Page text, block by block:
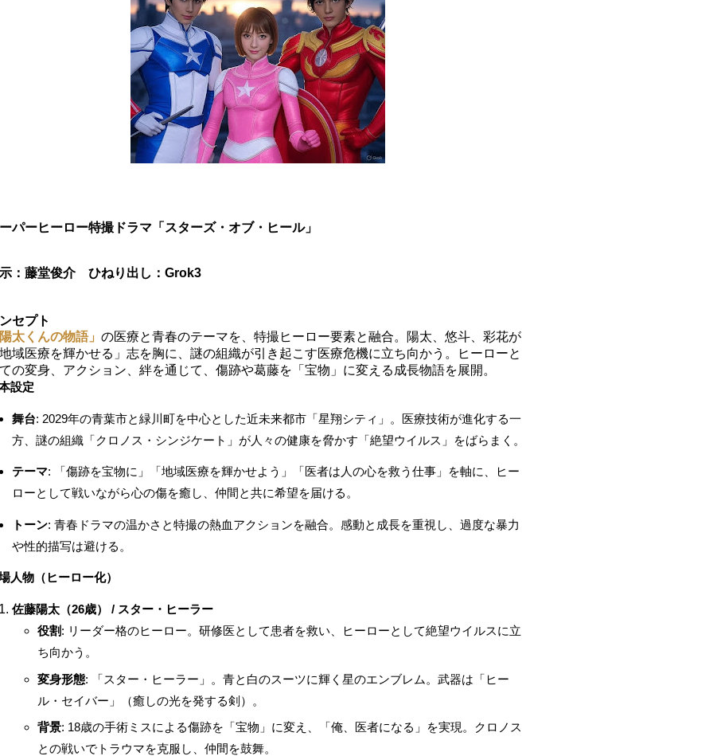
パーヒーロー特撮ドラマ「スターズ・オブ・ヒール」
：藤堂俊介 ひねり出し：Grok3
セプト
太くんの物語」 の医療と青春のテーマを、特撮ヒーロー要素と融合。陽太、悠斗、彩花が
域医療を輝かせる」志を胸に、謎の組織が引き起こす医療危機に立ち向かう。ヒーローと
の変身、アクション、絆を通じて、傷跡や葛藤を「宝物」に変える成長物語を展開。
設定
舞台: 2029年の青葉市と緑川町を中心とした近未来都市「星翔シティ」。医療技術が進化する一
方、謎の組織「クロノス・シンジケート」が人々の健康を脅かす「絶望ウイルス」をばらまく。
テーマ: 「傷跡を宝物に」「地域医療を輝かせよう」「医者は人の心を救う仕事」を軸に、ヒー
ローとして戦いながら心の傷を癒し、仲間と共に希望を届ける。
トーン: 青春ドラマの温かさと特撮の熱血アクションを融合。感動と成長を重視し、過度な暴力
や性的描写は避ける。
人物（ヒーロー化）
佐藤陽太（26歳） / スター・ヒーラー
役割: リーダー格のヒーロー。研修医として患者を救い、ヒーローとして絶望ウイルスに立
ち向かう。
変身形態: 「スター・ヒーラー」。青と白のスーツに輝く星のエンブレム。武器は「ヒー
ル・セイバー」（癒しの光を発する剣）。
背景: 18歳の手術ミスによる傷跡を「宝物」に変え、「俺、医者になる」を実現。クロノス
との戦いでトラウマを克服し、仲間を鼓舞。